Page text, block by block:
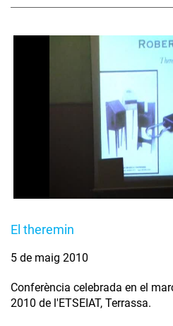
El theremin
5 de maig 2010
Conferència celebrada en el
2010 de l'ETSEIAT, Terrassa.